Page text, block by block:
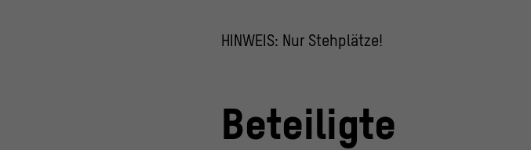
HINWEIS: Nur Stehplätze!
Beteiligte